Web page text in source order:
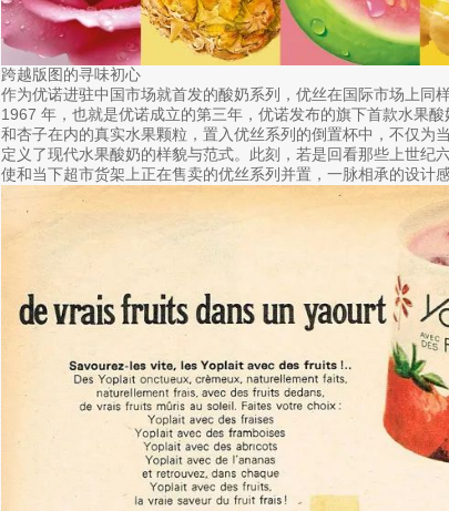
跨越版图的寻味初心
作为优诺进驻中国市场就首发的酸奶系列，优丝在国际市场上同
1967 年，也就是优诺成立的第三年，优诺发布的旗下首款水果
和杏子在内的真实水果颗粒，置入优丝系列的倒置杯中，不仅为
定义了现代水果酸奶的样貌与范式。此刻，若是回看那些上世纪
使和当下超市货架上正在售卖的优丝系列并置，一脉相承的设计感